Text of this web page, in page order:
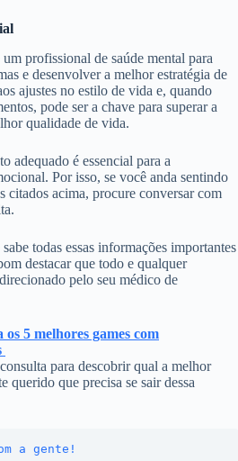
profissional de saúde mental para
e desenvolver a melhor estratégia de
ajustes no estilo de vida e, quando
pode ser a chave para superar a
qualidade de vida.
adequado é essencial para a
Por isso, se você anda sentindo
citados acima, procure conversar com
todas essas informações importantes
destacar que todo e qualquer
pelo seu médico de
os 5 melhores games com
para descobrir qual a melhor
querido que precisa se sair dessa
a gente!